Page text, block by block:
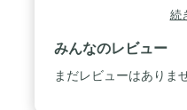
シ」としてメッシュベ
めです。 / 4. 利用シー
おすすめできる１品
れる対応力が嬉しい。
く使えるのでコスパも
「BEALTH」は、女性
(BEAUTY)」と「健康
ーマンスに優れた商品
まれた美容健康雑貨ブ
い価格で良質な商品を
続
みんなのレビュー
まだレビューはありま